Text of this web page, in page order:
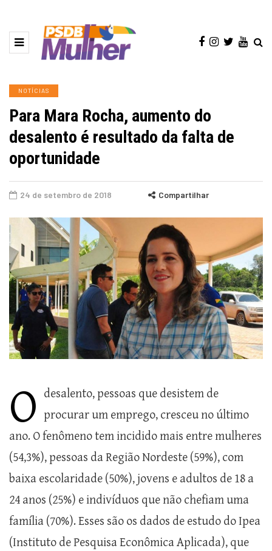
NOTÍCIAS
Para Mara Rocha, aumento do
desalento é resultado da falta de
oportunidade
24 de setembro de 2018 Compartilhar
O
desalento, pessoas que desistem de
procurar um emprego, cresceu no último
ano. O fenômeno tem incidido mais entre mulheres
(54,3%), pessoas da Região Nordeste (59%), com
baixa escolaridade (50%), jovens e adultos de 18 a
24 anos (25%) e indivíduos que não chefiam uma
família (70%). Esses são os dados de estudo do Ipea
(Instituto de Pesquisa Econômica Aplicada), que